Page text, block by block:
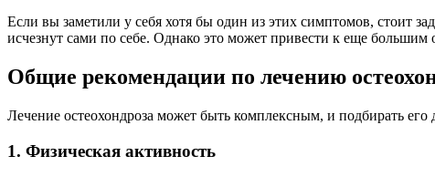
Если вы заметили у себя хотя бы один из этих симптомов, стоит
исчезнут сами по себе. Однако это может привести к еще
Общие рекомендации по лечению
Лечение остеохондроза может быть комплексным, и подбирать
1. Физическая активность